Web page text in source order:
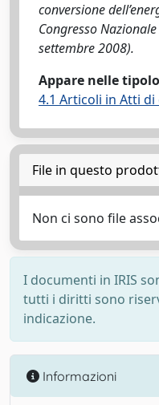
conversione
Congresso
settembre 2008).
Appare nelle
4.1 Articoli in Atti di
File in questo
Non ci sono file
I documenti in IRIS
tutti i diritti sono
indicazione.
Informazioni